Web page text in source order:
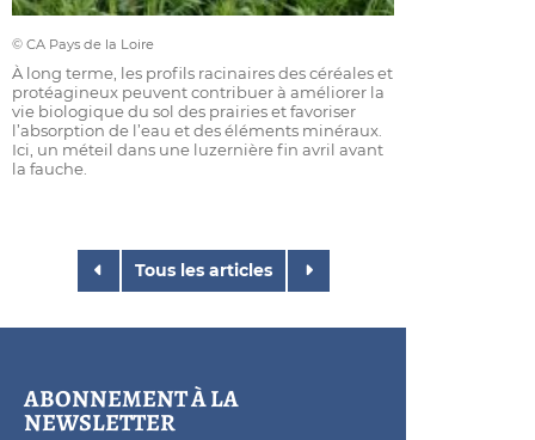
© CA Pays de la Loire
À long terme, les profils racinaires des céréales et
protéagineux peuvent contribuer à améliorer la
vie biologique du sol des prairies et favoriser
l’absorption de l’eau et des éléments minéraux.
Ici, un méteil dans une luzernière fin avril avant
la fauche.
Tous les articles
ABONNEMENT À LA
NEWSLETTER